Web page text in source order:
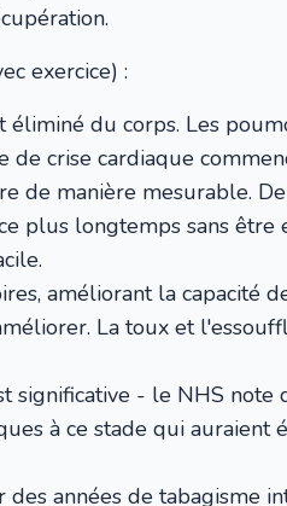
exercice) :
éliminé du corps. Les
crise cardiaque
de manière mesurable.
plus longtemps sans être
améliorant la capacité
La toux et
significative - le NHS note
à ce stade qui auraient
années de tabagisme